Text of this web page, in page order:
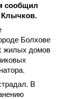
сообщил
Клычков.
Болхове
жилых домов
В